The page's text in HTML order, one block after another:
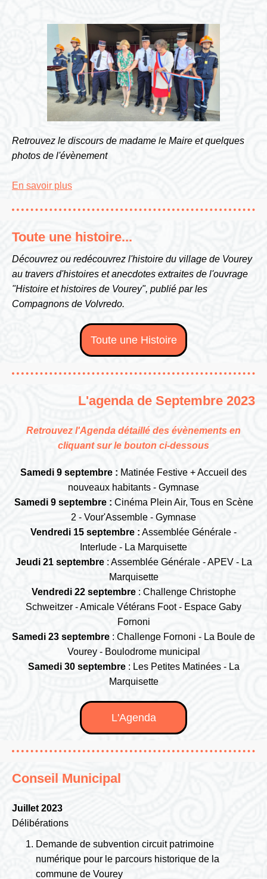
Retrouvez le discours de madame le Maire et quelques
photos de l'évènement
En savoir plus
Toute une histoire...
Découvrez ou redécouvrez l'histoire du village de Vourey
au travers d'histoires et anecdotes extraites de l'ouvrage
"Histoire et histoires de Vourey", publié par les
Compagnons de Volvredo.
Toute une Histoire
L'agenda de Septembre 2023
Retrouvez l'Agenda détaillé des évènements en
cliquant sur le bouton ci-dessous
Samedi 9 septembre : Matinée Festive + Accueil des
nouveaux habitants - Gymnase
Samedi 9 septembre : Cinéma Plein Air, Tous en Scène
2 - Vour'Assemble - Gymnase
Vendredi 15 septembre : Assemblée Générale -
Interlude - La Marquisette
Jeudi 21 septembre: Assemblée Générale - APEV - La
Marquisette
Vendredi 22 septembre: Challenge Christophe
Schweitzer - Amicale Vétérans Foot - Espace Gaby
Fornoni
Samedi 23 septembre : Challenge Fornoni - La Boule de
Vourey - Boulodrome municipal
Samedi 30 septembre: Les Petites Matinées - La
Marquisette
L'Agenda
Conseil Municipal
Juillet 2023
Délibérations
Demande de subvention circuit patrimoine
numérique pour le parcours historique de la
commune de Vourey